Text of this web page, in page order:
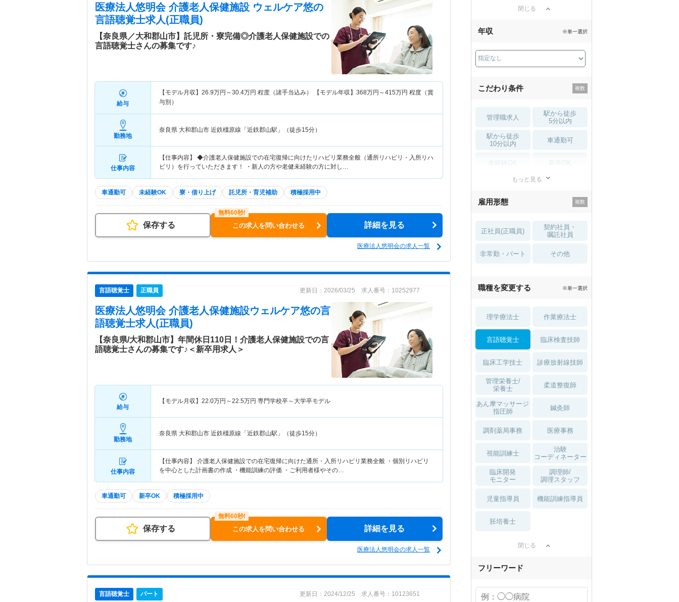
医療法人悠明会 介護老人保健施設 ウェルケア悠の
言語聴覚士求人(正職員)
【奈良県／大和郡山市】託児所・寮完備◎介護老人保健施設での
言語聴覚士さんの募集です♪
給与
【モデル月収】 26.9万円～30.4万円 程度（諸手当込み） 【モデル年収】 368万円～415万円 程度（賞
与別）
勤務地
奈良県 大和郡山市 近鉄橿原線「近鉄郡山駅」（徒歩15分）
仕事内容
【仕事内容】 ◆介護老人保健施設での在宅復帰に向けたリハビリ業務全般（通所リハビリ・入所リハ
ビリ）を行っていただきます！ ・新人の方や老健未経験の方に対し…
車通勤可 未経験OK 寮・借り上げ 託児所・育児補助 積極採用中
保存する この求人を問い合わせる 詳細を見る
医療法人悠明会の求人一覧
言語聴覚士 正職員 更新日：2026/03/25 求人番号：10252977
医療法人悠明会 介護老人保健施設ウェルケア悠の言
語聴覚士求人(正職員)
【奈良県/大和郡山市】年間休日110日！介護老人保健施設での言
語聴覚士さんの募集です♪＜新卒用求人＞
給与
【モデル月収】 22.0万円～22.5万円 専門学校卒～大学卒モデル
勤務地
奈良県 大和郡山市 近鉄橿原線「近鉄郡山駅」（徒歩15分）
仕事内容
【仕事内容】 介護老人保健施設での在宅復帰に向けた通所・入所リハビリ業務全般 ・個別リハビリ
を中心とした計画書の作成 ・機能訓練の評価 ・ご利用者様やその…
車通勤可 新卒OK 積極採用中
保存する この求人を問い合わせる 詳細を見る
医療法人悠明会の求人一覧
言語聴覚士 パート 更新日：2024/12/25 求人番号：10123651
閉じる
年収 ※単一選択
こだわり条件
管理職求人
駅から徒歩
5分以内
駅から徒歩
10分以内
車通勤可
住宅手当・補助
土日祝休 無資格 OK
積極採用中 WEB面接OK
もっと見る
雇用形態
正社員(正職員)
契約社員・
嘱託社員
非常勤・パート その他
職種を変更する ※単一選択
理学療法士 作業療法士
言語聴覚士 臨床検査技師
臨床工学技士 診療放射線技師
管理栄養士/
栄養士
柔道整復師
あん摩マッサージ
指圧師
鍼灸師
調剤薬局事務 医療事務
視能訓練士
治験
コーディネーター
臨床開発
モニター
調理師/
調理スタッフ
児童指導員 機能訓練指導員
胚培養士
閉じる
フリーワード